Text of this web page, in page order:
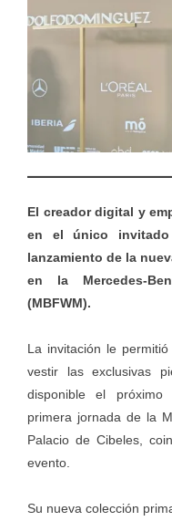
El creador digital y
en el único
lanzamiento de la
en la Mercedes-
(MBFWM).
La invitación le
vestir las exclusivas
disponible el
primera jornada de la
Palacio de Cibeles,
evento.
Su nueva colección